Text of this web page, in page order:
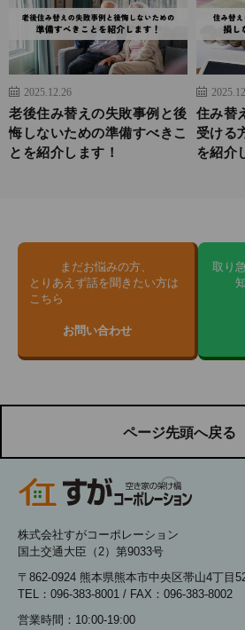
2025.12.26
老後住み替えの失敗事例と後
悔しないための準備すべきこ
とを紹介します！
住み替
受ける
を紹介
まだお悩みの方、
とりあえず話を聞きたい方は
こちら
お問い合わせ
取り
ページ先頭へ戻る
株式会社すがコーポレーション
国土交通大臣（2）第9033号
〒862-0924 熊本県熊本市中央区帯山4丁目
TEL：096-383-8001 / FAX：096-383-8002
営業時間：10:00-19:00